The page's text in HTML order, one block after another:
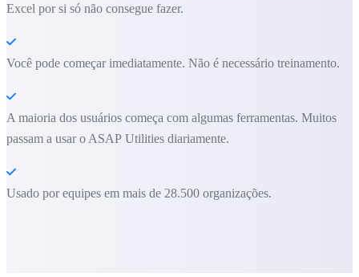
Excel por si só não consegue fazer.
Você pode começar imediatamente. Não é necessário treinamento.
A maioria dos usuários começa com algumas ferramentas. Muitos
passam a usar o ASAP Utilities diariamente.
Usado por equipes em mais de 28.500 organizações.